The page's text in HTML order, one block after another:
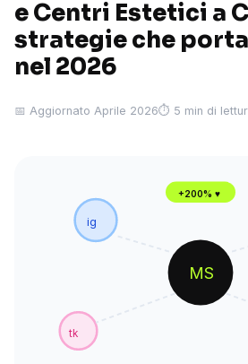
e Centri Estetici a
strategie che
nel 2026
📅 Aggiornato Aprile 2026⏱ 5 min di
MS
ig
tk
+200% ♥